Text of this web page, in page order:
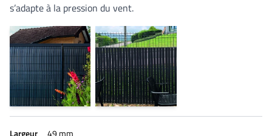
s’adapte à la pression du vent.